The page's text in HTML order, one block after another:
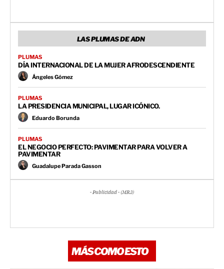
LAS PLUMAS DE ADN
PLUMAS
DÍA INTERNACIONAL DE LA MUJER AFRODESCENDIENTE
Ángeles Gómez
PLUMAS
LA PRESIDENCIA MUNICIPAL, LUGAR ICÓNICO.
Eduardo Borunda
PLUMAS
EL NEGOCIO PERFECTO: PAVIMENTAR PARA VOLVER A
PAVIMENTAR
Guadalupe Parada Gasson
- Publicidad - (MR3)
MÁS COMO ESTO